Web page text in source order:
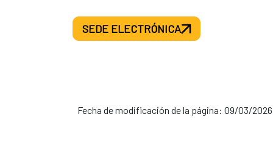
SEDE ELECTRÓNICA
Fecha de modificación de la página: 09/03/2026